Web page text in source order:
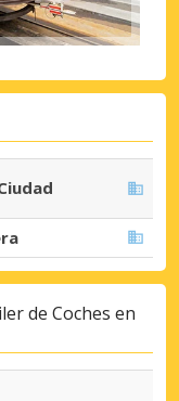
de Coches en